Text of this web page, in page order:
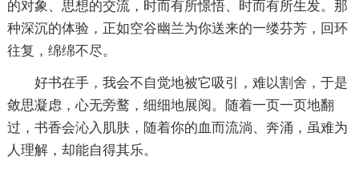
的对象、思想的交流，时而有所憬悟、时而有所生发。那
种深沉的体验，正如空谷幽兰为你送来的一缕芬芳，回环
往复，绵绵不尽。
好书在手，我会不自觉地被它吸引，难以割舍，于是
敛思凝虑，心无旁鹜，细细地展阅。随着一页一页地翻
过，书香会沁入肌肤，随着你的血而流淌、奔涌，虽难为
人理解，却能自得其乐。